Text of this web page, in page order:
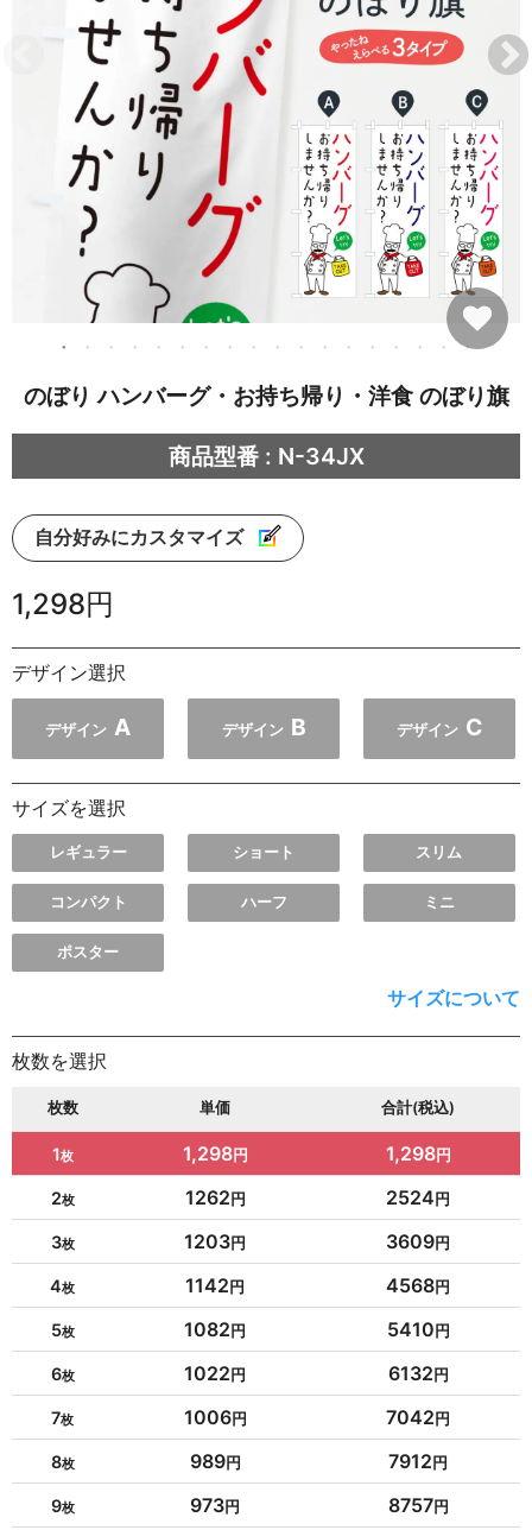
のぼり ハンバーグ・お持ち帰り・洋食 のぼり旗
商品型番 : N-34JX
自分好みにカスタマイズ
1,298円
デザイン選択
デザイン A デザイン B デザイン C
サイズを選択
レギュラー ショート スリム
コンパクト ハーフ ミニ
ポスター
サイズについて
枚数を選択
枚数 単価 合計(税込)
1 1,298 1,298
2 1262 2524
3 1203 3609
4 1142 4568
5 1082 5410
6 1022 6132
7 1006 7042
8 989 7912
9 973 8757